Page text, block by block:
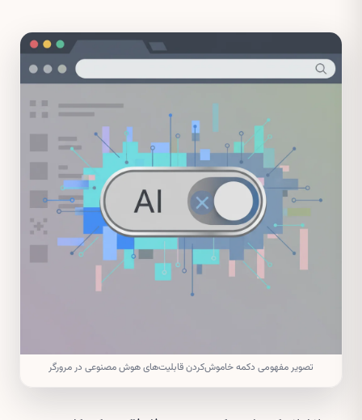
تصویر مفهومی دکمه خاموش‌کردن قابلیت‌های هوش مصنوعی در مرورگر